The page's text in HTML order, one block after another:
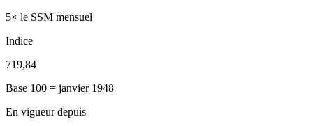
5× le SSM mensuel
Indice
719,84
Base 100 = janvier 1948
En vigueur depuis